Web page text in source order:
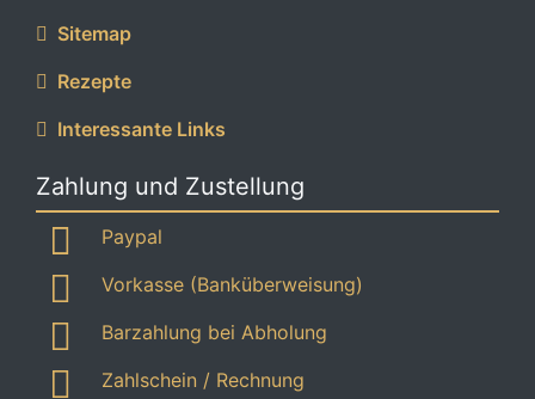
Sitemap
Rezepte
Interessante Links
Zahlung und Zustellung
Paypal
Vorkasse (Banküberweisung)
Barzahlung bei Abholung
Zahlschein / Rechnung